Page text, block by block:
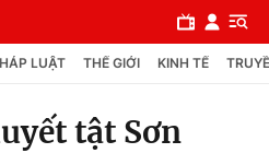
LUẬT THẾ GIỚI KINH TẾ
tật Sơn